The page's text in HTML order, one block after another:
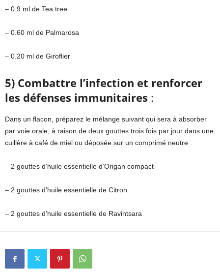
– 0.9 ml de Tea tree
– 0.60 ml de Palmarosa
– 0.20 ml de Giroflier
5) Combattre l’infection et renforcer
les défenses immunitaires :
Dans un flacon, préparez le mélange suivant qui sera à absorber
par voie orale, à raison de deux gouttes trois fois par jour dans une
cuillère à café de miel ou déposée sur un comprimé neutre :
– 2 gouttes d’huile essentielle d’Origan compact
– 2 gouttes d’huile essentielle de Citron
– 2 gouttes d’huile essentielle de Ravintsara